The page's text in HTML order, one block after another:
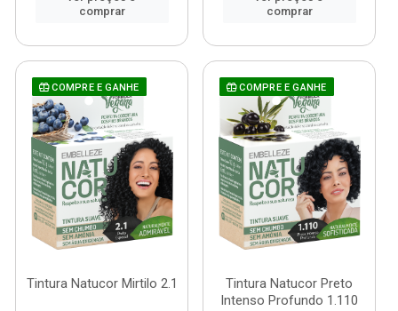
comprar
comprar
COMPRE E GANHE
Tintura Natucor Mirtilo 2.1
COMPRE E GANHE
Tintura Natucor Preto
Intenso Profundo 1.110